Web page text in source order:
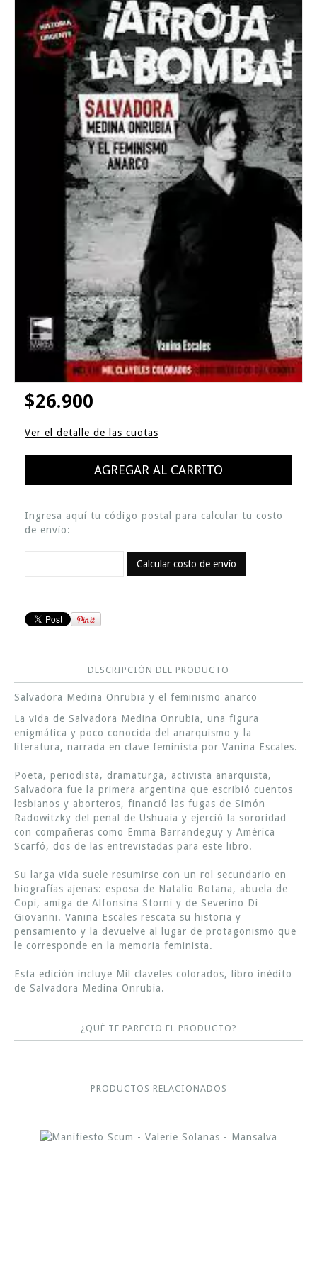
$26.900
Ver el detalle de las cuotas
Ingresa aquí tu código postal para calcular tu costo
de envío:
Calcular costo de envío
DESCRIPCIÓN DEL PRODUCTO
Salvadora Medina Onrubia y el feminismo anarco
La vida de Salvadora Medina Onrubia, una figura
enigmática y poco conocida del anarquismo y la
literatura, narrada en clave feminista por Vanina Escales.
Poeta, periodista, dramaturga, activista anarquista,
Salvadora fue la primera argentina que escribió cuentos
lesbianos y aborteros, financió las fugas de Simón
Radowitzky del penal de Ushuaia y ejerció la sororidad
con compañeras como Emma Barrandeguy y América
Scarfó, dos de las entrevistadas para este libro.
Su larga vida suele resumirse con un rol secundario en
biografías ajenas: esposa de Natalio Botana, abuela de
Copi, amiga de Alfonsina Storni y de Severino Di
Giovanni. Vanina Escales rescata su historia y
pensamiento y la devuelve al lugar de protagonismo que
le corresponde en la memoria feminista.
Esta edición incluye Mil claveles colorados, libro inédito
de Salvadora Medina Onrubia.
¿QUÉ TE PARECIO EL PRODUCTO?
PRODUCTOS RELACIONADOS